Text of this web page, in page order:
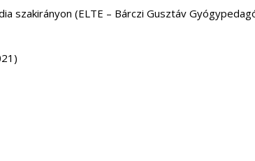
szakirányon (ELTE – Bárczi Gusztáv